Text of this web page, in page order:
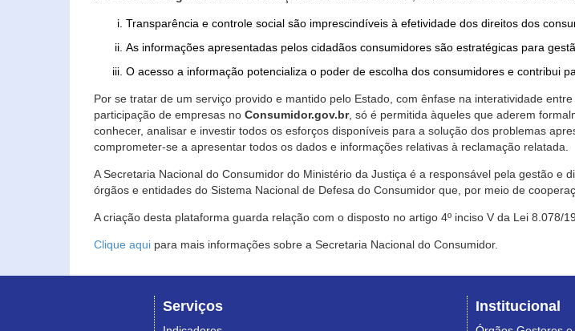
Transparência e controle social são imprescindíveis à efetividade dos direitos dos
As informações apresentadas pelos cidadãos consumidores são estratégicas para
O acesso a informação potencializa o poder de escolha dos consumidores e contribui
Por se tratar de um serviço provido e mantido pelo Estado, com ênfase na interatividade
participação de empresas no Consumidor.gov.br, só é permitida àqueles que aderem
conhecer, analisar e investir todos os esforços disponíveis para a solução dos problemas
comprometer-se a apresentar todos os dados e informações relativas à reclamação relatada.
A Secretaria Nacional do Consumidor do Ministério da Justiça é a responsável pela gestão e
órgãos e entidades do Sistema Nacional de Defesa do Consumidor que, por meio de
A criação desta plataforma guarda relação com o disposto no artigo 4º inciso V da Lei 8.078/
Clique aqui para mais informações sobre a Secretaria Nacional do Consumidor.
Serviços Institucional